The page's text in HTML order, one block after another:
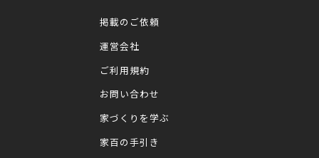
掲載のご依頼
運営会社
ご利用規約
お問い合わせ
家づくりを学ぶ
家百の手引き